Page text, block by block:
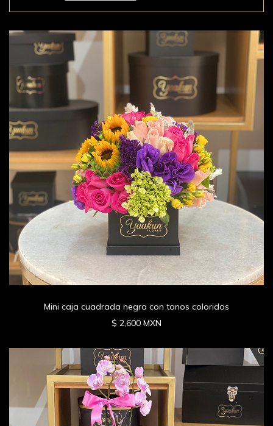
Mini caja cuadrada negra con tonos coloridos
$ 2,600 MXN